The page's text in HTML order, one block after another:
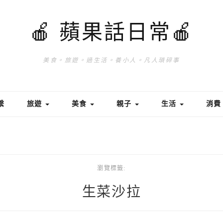
🍎 蘋果話日常🍎
美食。旅遊。過生活。養小人。凡人瑣碎事
旅遊 美食 親子 生活 消費
瀏覽標籤:
生菜沙拉